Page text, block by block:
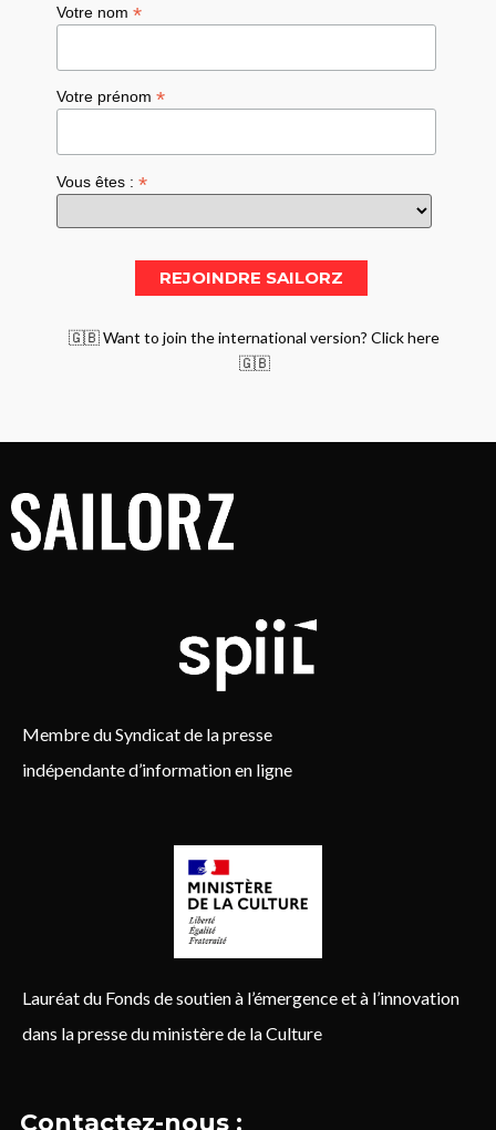
Votre nom*
Votre prénom*
Vous êtes :*
🇬🇧 Want to join the international version? Click here
🇬🇧
Membre du Syndicat de la presse
indépendante d’information en ligne
Lauréat du Fonds de soutien à l’émergence et à l’innovation
dans la presse du ministère de la Culture
Contactez-nous :